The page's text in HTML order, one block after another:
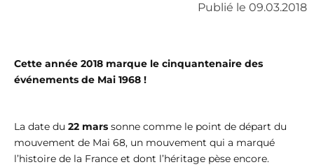
Publié le 09.03.2018
Cette année 2018 marque le cinquantenaire des
événements de Mai 1968 !
La date du 22 mars sonne comme le point de départ du
mouvement de Mai 68, un mouvement qui a marqué
l’histoire de la France et dont l’héritage pèse encore.